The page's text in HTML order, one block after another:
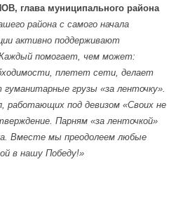
глава муниципального района
района с самого начала
активно поддерживают
помогает, чем может:
плетет сети, делает
грузы «за ленточку».
работающих под девизом «Своих не
Парням «за ленточкой»
Вместе мы преодолеем любые
в нашу Победу!»